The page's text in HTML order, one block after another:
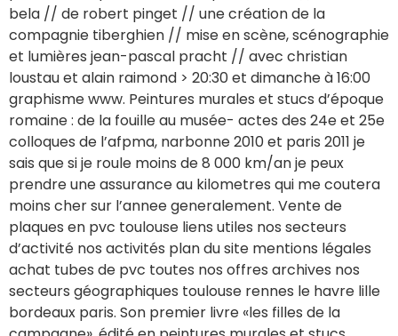
bela // de robert pinget // une création de la
compagnie tiberghien // mise en scène, scénographie
et lumières jean-pascal pracht // avec christian
loustau et alain raimond > 20:30 et dimanche à 16:00
graphisme www. Peintures murales et stucs d’époque
romaine : de la fouille au musée- actes des 24e et 25e
colloques de l’afpma, narbonne 2010 et paris 2011 je
sais que si je roule moins de 8 000 km/an je peux
prendre une assurance au kilometres qui me coutera
moins cher sur l’annee generalement. Vente de
plaques en pvc toulouse liens utiles nos secteurs
d’activité nos activités plan du site mentions légales
achat tubes de pvc toutes nos offres archives nos
secteurs géographiques toulouse rennes le havre lille
bordeaux paris. Son premier livre «les filles de la